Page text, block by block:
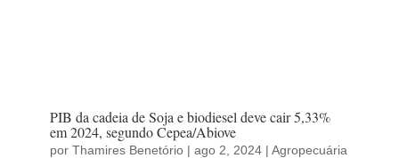
PIB da cadeia de Soja e biodiesel deve cair 5,33%
em 2024, segundo Cepea/Abiove
por Thamires Benetório | ago 2, 2024 | Agropecuária